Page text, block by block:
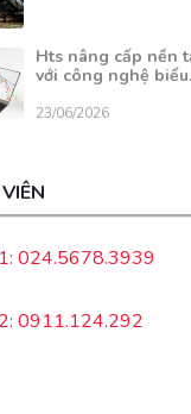
Hts nâng cấp nền
với công nghệ
23/06/2026
024.5678.3939
0911.124.292